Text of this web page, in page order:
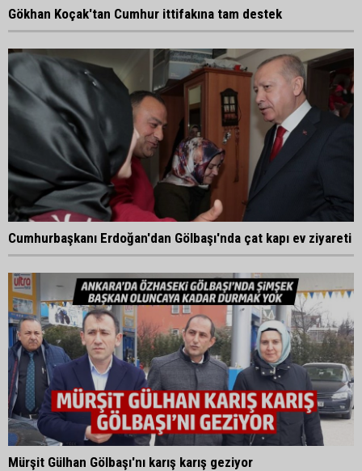
Gökhan Koçak'tan Cumhur ittifakına tam destek
Cumhurbaşkanı Erdoğan'dan Gölbaşı'nda çat kapı ev ziyareti
Mürşit Gülhan Gölbaşı'nı karış karış geziyor